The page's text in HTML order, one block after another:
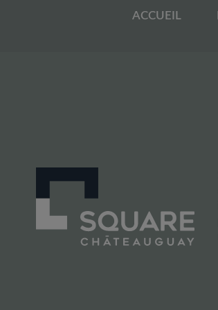
ACCUEIL